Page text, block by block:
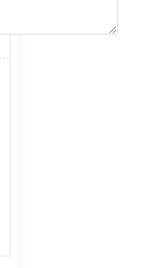
实战辅导2026通关指南
流程实战辅导与核心条件深度
宝典：2026新政解读与一对一
年政策巨变下高效通关内部秘